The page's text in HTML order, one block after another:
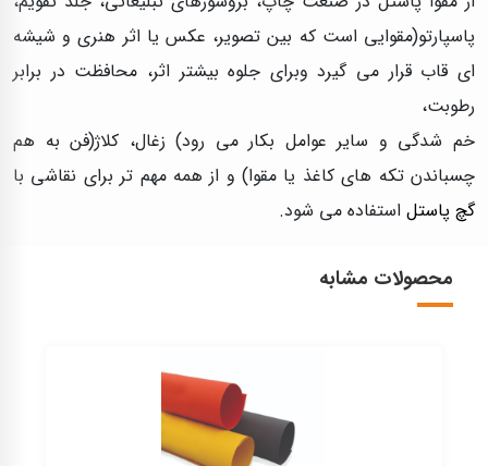
پاسپارتو(مقوایی است که بین تصویر، عکس یا اثر هنری و شیشه
ای قاب قرار می گیرد وبرای جلوه بیشتر اثر، محافظت در برابر
رطوبت،
خم شدگی و سایر عوامل بکار می رود) زغال، کلاژ(فن به هم
چسباندن تکه های کاغذ یا مقوا) و از همه مهم تر برای نقاشی با
گچ پاستل استفاده می شود.
محصولات مشابه